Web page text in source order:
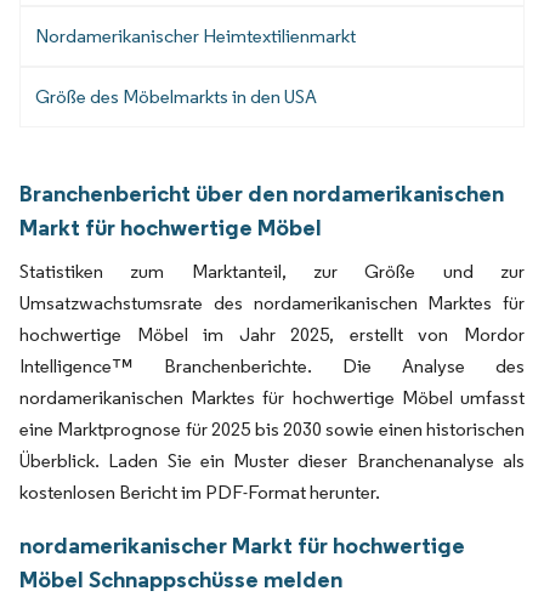
Nordamerikanischer Heimtextilienmarkt
Größe des Möbelmarkts in den USA
Branchenbericht über den nordamerikanischen
Markt für hochwertige Möbel
Statistiken zum Marktanteil, zur Größe und zur
Umsatzwachstumsrate des nordamerikanischen Marktes für
hochwertige Möbel im Jahr 2025, erstellt von Mordor
Intelligence™ Branchenberichte. Die Analyse des
nordamerikanischen Marktes für hochwertige Möbel umfasst
eine Marktprognose für 2025 bis 2030 sowie einen historischen
Überblick. Laden Sie ein Muster dieser Branchenanalyse als
kostenlosen Bericht im PDF-Format herunter.
nordamerikanischer Markt für hochwertige
Möbel Schnappschüsse melden